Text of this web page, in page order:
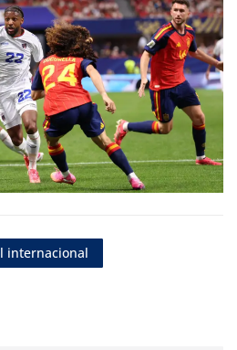
internacional